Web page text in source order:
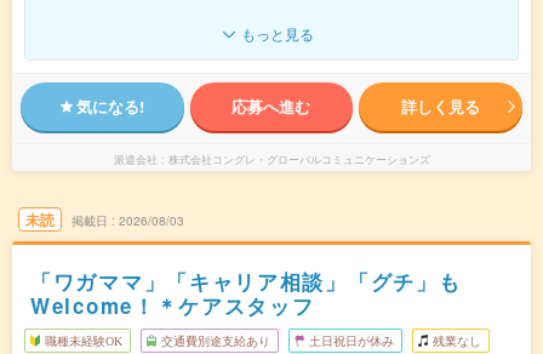
もっと見る
気になる! 応募へ進む 詳しく見る
派遣会社 株式会社コングレ・グローバルコミュニケーションズ
未読 掲載日 2026/08/03
「ワガママ」「キャリア相談」「グチ」も
Welcome！＊ケアスタッフ
職種未経験OK 交通費別途支給あり 土日祝日が休み 残業なし